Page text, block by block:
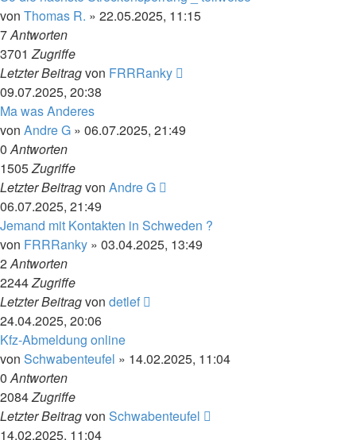
von Thomas R. » 22.05.2025, 11:15
7Antworten
3701Zugriffe
Letzter Beitragvon FRRRanky
09.07.2025, 20:38
Ma was Anderes
von Andre G » 06.07.2025, 21:49
0Antworten
1505Zugriffe
Letzter Beitragvon Andre G
06.07.2025, 21:49
Jemand mit Kontakten in Schweden ?
von FRRRanky » 03.04.2025, 13:49
2Antworten
2244Zugriffe
Letzter Beitragvon detlef
24.04.2025, 20:06
Kfz-Abmeldung online
von Schwabenteufel » 14.02.2025, 11:04
0Antworten
2084Zugriffe
Letzter Beitragvon Schwabenteufel
14.02.2025, 11:04